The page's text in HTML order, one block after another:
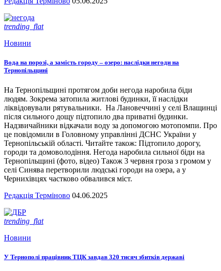
trending_flat
Новини
Вода на порозі, а замість городу – озеро: наслідки негоди на
Тернопільщині
На Тернопільщині протягом доби негода наробила біди
людям. Зокрема затопила житлові будинки, її наслідки
ліквідовували рятувальники. На Лановеччині у селі Влащинці
після сильного дощу підтопило два приватні будинки.
Надзвичайники відкачали воду за допомогою мотопомпи. Про
це повідомили в Головному управлінні ДСНС України у
Тернопільській області. Читайте також: Підтопило дорогу,
городи та домоволодіння. Негода наробила сильної біди на
Тернопільщині (фото, відео) Також 3 червня гроза з громом у
селі Синява перетворили людські городи на озера, а у
Чернихівцях частково обвалився міст.
Редакція Терміново 04.06.2025
trending_flat
Новини
У Тернополі працівник ТЦК завдав 320 тисяч збитків державі